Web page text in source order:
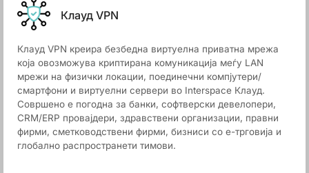
Клауд VPN
Клауд VPN креира безбедна виртуелна приватна мрежа
која овозможува криптирана комуникација меѓу LAN
мрежи на физички локации, поединечни компјутери/
смартфони и виртуелни сервери во Interspace Клауд.
Совршено е погодна за банки, софтверски девелопери,
CRM/ERP провајдери, здравствени организации, правни
фирми, сметководствени фирми, бизниси со е-трговија и
глобално распространети тимови.